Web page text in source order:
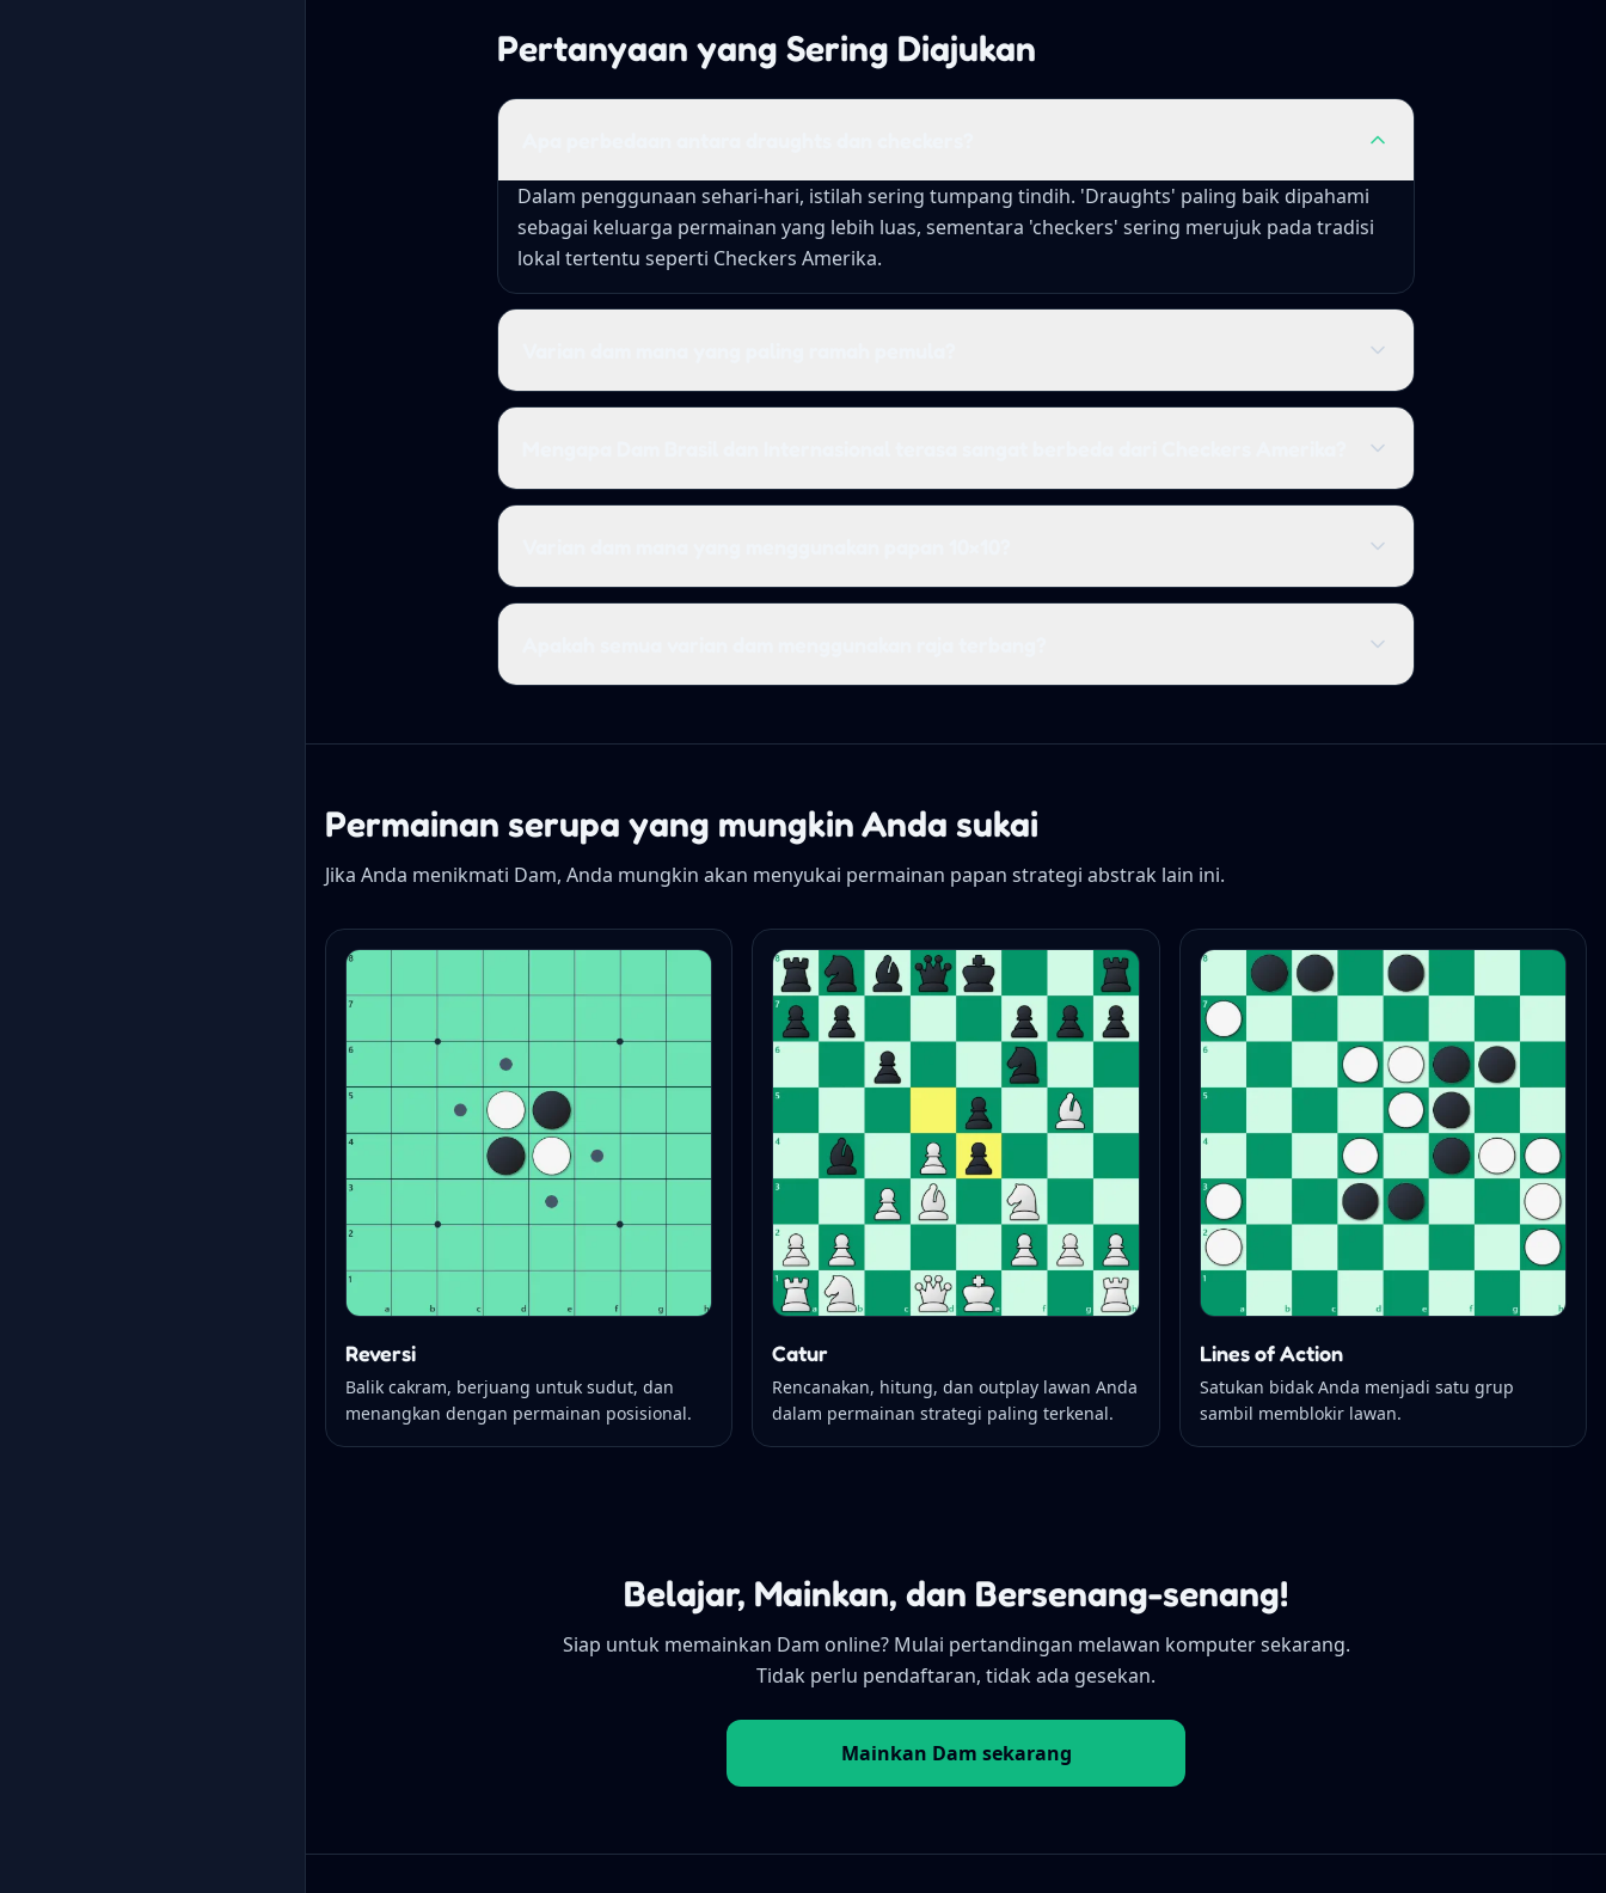
Pertanyaan yang Sering Diajukan
Dalam penggunaan sehari-hari, istilah sering tumpang tindih. 'Draughts' paling baik dipahami
sebagai keluarga permainan yang lebih luas, sementara 'checkers' sering merujuk pada tradisi
lokal tertentu seperti Checkers Amerika.
Permainan serupa yang mungkin Anda sukai
Jika Anda menikmati Dam, Anda mungkin akan menyukai permainan papan strategi abstrak lain ini.
Reversi
Balik cakram, berjuang untuk sudut, dan
menangkan dengan permainan posisional.
Catur
Rencanakan, hitung, dan outplay lawan Anda
dalam permainan strategi paling terkenal.
Lines of Action
Satukan bidak Anda menjadi satu grup
sambil memblokir lawan.
Belajar, Mainkan, dan Bersenang-senang!
Siap untuk memainkan Dam online? Mulai pertandingan melawan komputer sekarang.
Tidak perlu pendaftaran, tidak ada gesekan.
Mainkan Dam sekarang